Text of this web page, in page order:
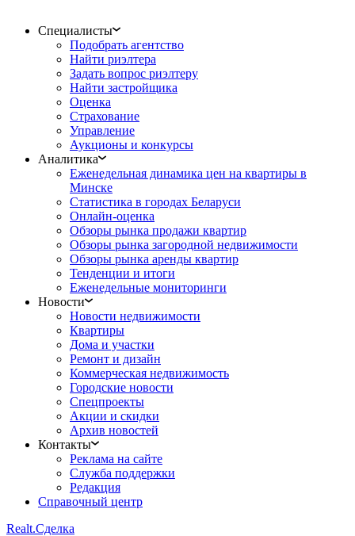
Специалисты
Подобрать агентство
Найти риэлтера
Задать вопрос риэлтеру
Найти застройщика
Оценка
Страхование
Управление
Аукционы и конкурсы
Аналитика
Еженедельная динамика цен на квартиры в
Минске
Статистика в городах Беларуси
Онлайн-оценка
Обзоры рынка продажи квартир
Обзоры рынка загородной недвижимости
Обзоры рынка аренды квартир
Тенденции и итоги
Еженедельные мониторинги
Новости
Новости недвижимости
Квартиры
Дома и участки
Ремонт и дизайн
Коммерческая недвижимость
Городские новости
Спецпроекты
Акции и скидки
Архив новостей
Контакты
Реклама на сайте
Служба поддержки
Редакция
Справочный центр
Realt.Сделка